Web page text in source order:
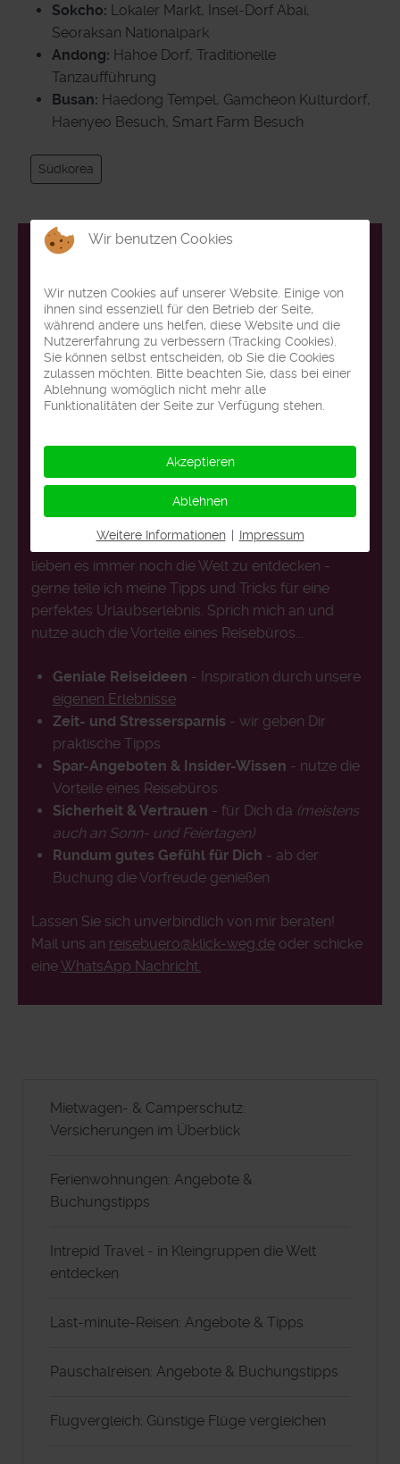
Sokcho: Lokaler Markt, Insel-Dorf Abai,
Seoraksan Nationalpark
Andong: Hahoe Dorf, Traditionelle
Tanzaufführung
Busan: Haedong Tempel, Gamcheon Kulturdorf,
Haenyeo Besuch, Smart Farm Besuch
Südkorea
Traumreise gesucht? Willst Du weitere Spar-
Ich bin selber viel auf Reisen (Übersicht Reisen
lieben es immer noch die Welt zu entdecken -
gerne teile ich meine Tipps und Tricks für eine
perfektes Urlaubserlebnis. Sprich mich an und
nutze auch die Vorteile eines Reisebüros...
Geniale Reiseideen - Inspiration durch unsere
eigenen Erlebnisse
Zeit- und Stressersparnis - wir geben Dir
praktische Tipps
Spar-Angeboten & Insider-Wissen - nutze die
Vorteile eines Reisebüros
Sicherheit & Vertrauen - für Dich da (meistens
auch an Sonn- und Feiertagen)
Rundum gutes Gefühl für Dich - ab der
Buchung die Vorfreude genießen
Lassen Sie sich unverbindlich von mir beraten!
Mail uns an reisebuero@klick-weg.de oder schicke
eineWhatsApp Nachricht.
Mietwagen- & Camperschutz:
Versicherungen im Überblick
Ferienwohnungen: Angebote &
Buchungstipps
Intrepid Travel - in Kleingruppen die Welt
entdecken
Last-minute-Reisen: Angebote & Tipps
Pauschalreisen: Angebote & Buchungstipps
Flugvergleich: Günstige Flüge vergleichen
Wir benutzen Cookies
Wir nutzen Cookies auf unserer Website. Einige von
ihnen sind essenziell für den Betrieb der Seite,
während andere uns helfen, diese Website und die
Nutzererfahrung zu verbessern (Tracking Cookies).
Sie können selbst entscheiden, ob Sie die Cookies
zulassen möchten. Bitte beachten Sie, dass bei einer
Ablehnung womöglich nicht mehr alle
Funktionalitäten der Seite zur Verfügung stehen.
Akzeptieren
Ablehnen
Weitere Informationen | Impressum